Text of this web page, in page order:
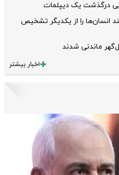
درگذشت یک دیپلمات
انسان‌ها را از یکدیگر تشخیص
گل‌گهر ماندنی شدند
اخبار بیشتر